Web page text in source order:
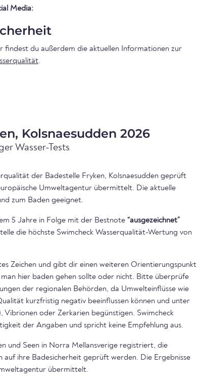
Media:
findest du außerdem die aktuellen Informationen zur
.
Kolsnaesudden 2026
Wasser-Tests
der Badestelle Fryken, Kolsnaesudden geprüft
Umweltagentur übermittelt. Die aktuelle
zum Baden geeignet.
5 Jahre in Folge mit der Bestnote “ausgezeichnet”
die höchste Swimcheck Wasserqualität-Wertung von
Zeichen und gibt dir einen weiteren Orientierungspunkt
hier baden gehen sollte oder nicht. Bitte überprüfe
der regionalen Behörden, da Umwelteinflüsse wie
kurzfristig negativ beeinflussen können und unter
Vibrionen oder Zerkarien begünstigen. Swimcheck
der Angaben und spricht keine Empfehlung aus.
und Seen in Norra Mellansverige registriert, die
auf ihre Badesicherheit geprüft werden. Die Ergebnisse
übermittelt.